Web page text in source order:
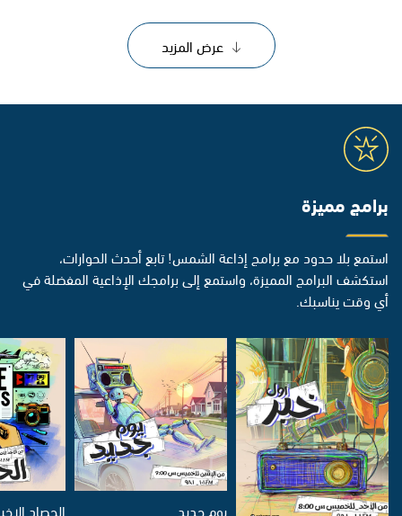
عرض المزيد
برامج مميزة
استمع بلا حدود مع برامج إذاعة الشمس! تابع أحدث الحوارات،
استكشف البرامج المميزة، واستمع إلى برامجك الإذاعية المفضلة في
أي وقت يناسبك.
يوم جديد
الحصاد